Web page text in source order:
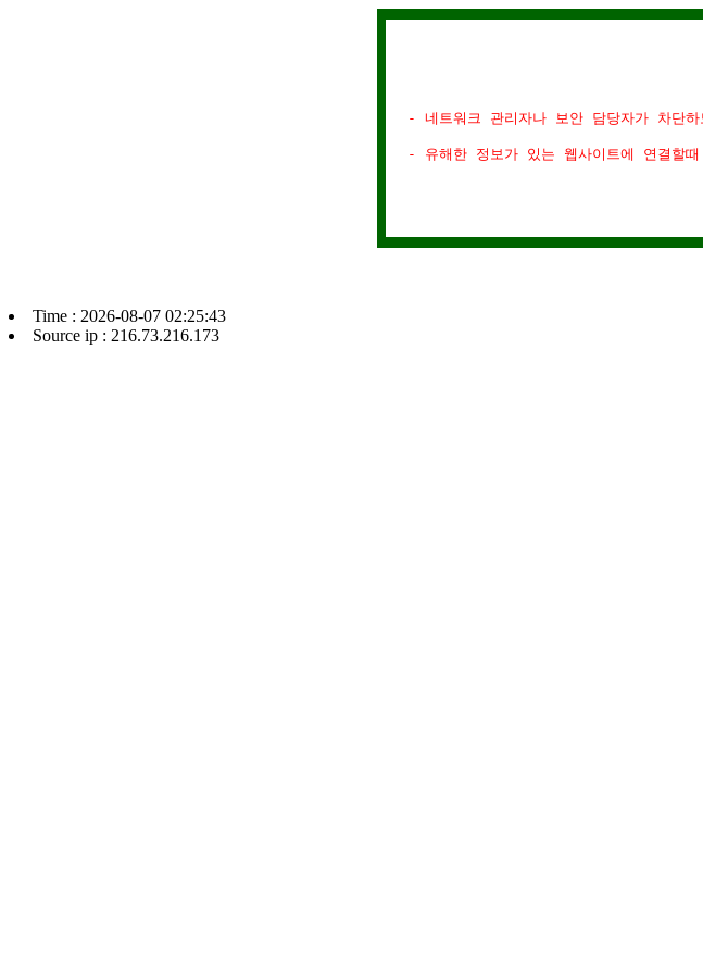
- 네트워크 관리자나 보안 담당자가 차단하
- 유해한 정보가 있는 웹사이트에 연결할때
Time : 2026-08-07 02:25:43
Source ip : 216.73.216.173